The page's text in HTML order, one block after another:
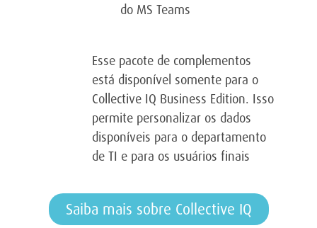
do MS Teams
Esse pacote de complementos
está disponível somente para o
Collective IQ Business Edition. Isso
permite personalizar os dados
disponíveis para o departamento
de TI e para os usuários finais
Saiba mais sobre Collective IQ